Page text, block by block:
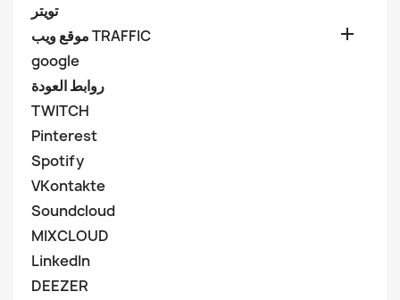
تويتر
موقع ويب TRAFFIC

google
روابط العودة
TWITCH
Pinterest
Spotify
VKontakte
Soundcloud
MIXCLOUD
LinkedIn
DEEZER